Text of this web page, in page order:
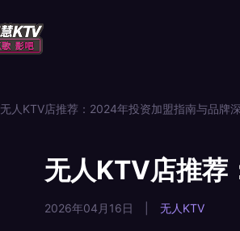
无人KTV店推荐：2024年投资加盟指南与品牌
无人KTV店推荐
2026年04月16日 无人KTV